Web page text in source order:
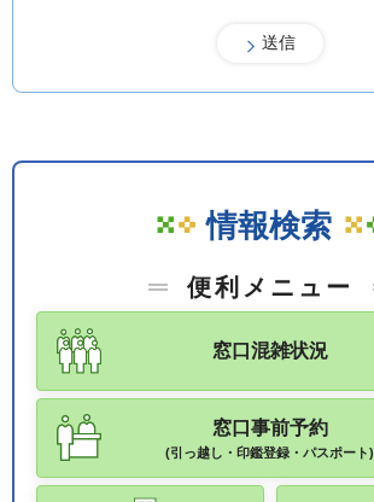
情報検索
便利メニュー
窓口混雑状況
窓口事前予約
(引っ越し・印鑑登録・パスポート)